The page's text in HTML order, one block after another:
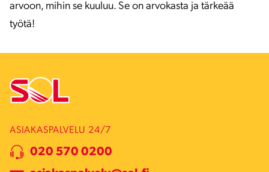
arvoon, mihin se kuuluu. Se on arvokasta ja tärkeää
työtä!
ASIAKASPALVELU 24/7
020 570 0200